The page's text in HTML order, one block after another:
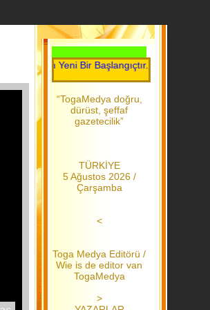
Her Gün Yeni Bir Başlangıçtır.....Toga
“TogaMedya doğru,
dürüst, şeffaf
gazetecilik”
TÜRKİYE
5 Ağustos 2026 /
Çarşamba
<
Toga Medya Editörü /
Wie is de editor van
TogaMedya
>